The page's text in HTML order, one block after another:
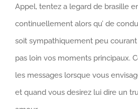
Appel, tentez a legard de brasille
continuellement alors qu’ de
soit sympathiquement peu
pas loin vos moments principaux.
les messages lorsque vous
et quand vous desirez lui dire un